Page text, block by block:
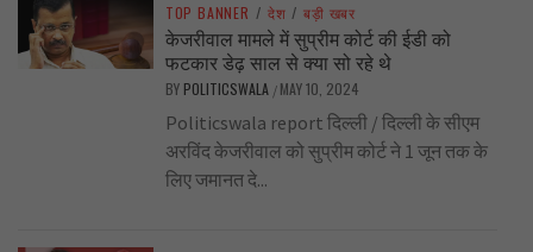
TOP BANNER / देश / बड़ी खबर
केजरीवाल मामले में सुप्रीम कोर्ट की ईडी को
फटकार डेढ़ साल से क्या सो रहे थे
BY POLITICSWALA / MAY 10, 2024
Politicswala report दिल्ली / दिल्ली के सीएम
अरविंद केजरीवाल को सुप्रीम कोर्ट ने 1 जून तक के
लिए जमानत दे...